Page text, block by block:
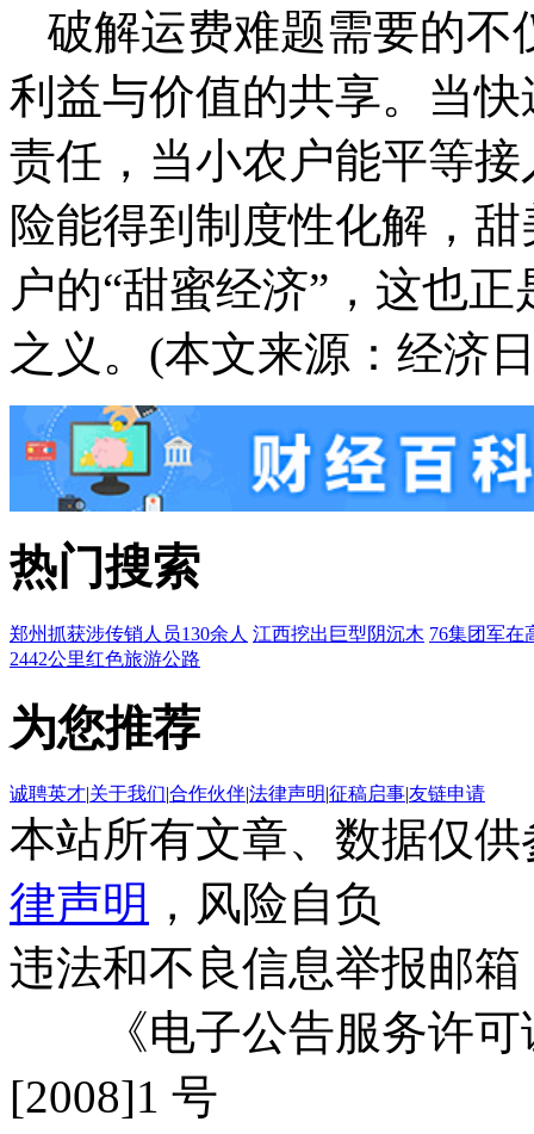
破解运费难题需要的不
利益与价值的共享。当
责任，当小农户能平等
险能得到制度性化解，
户的“甜蜜经济”，这也
之义。(本文来源：经济
热门搜索
郑州抓获涉传销人员130余人 江西挖出巨型阴沉木 76集团军在
2442公里红色旅游公路
为您推荐
诚聘英才|关于我们|合作伙伴|法律声明|征稿启事|友链申请
本站所有文章、数据仅
律声明 ，风险自负
违法和不良信息举报邮箱
《电子公告服务许可
[2008]1 号